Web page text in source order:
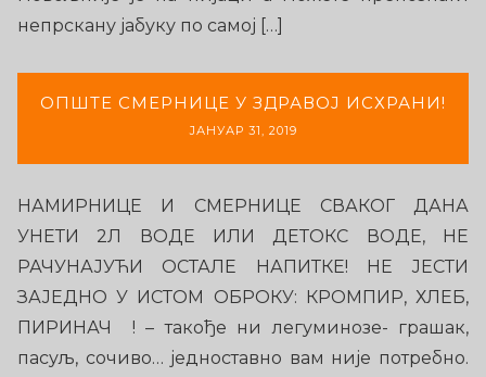
непрскану јабуку по самој […]
ОПШТЕ СМЕРНИЦЕ У ЗДРАВОЈ ИСХРАНИ!
ЈАНУАР 31, 2019
НАМИРНИЦЕ И СМЕРНИЦЕ СВАКОГ ДАНА
УНЕТИ 2Л ВОДЕ ИЛИ ДЕТОКС ВОДЕ, НЕ
РАЧУНАЈУЋИ ОСТАЛЕ НАПИТКЕ! НЕ ЈЕСТИ
ЗАЈЕДНО У ИСТОМ ОБРОКУ: КРОМПИР, ХЛЕБ,
ПИРИНАЧ ! – такође ни легуминозе- грашак,
пасуљ, сочиво… једноставно вам није потребно.